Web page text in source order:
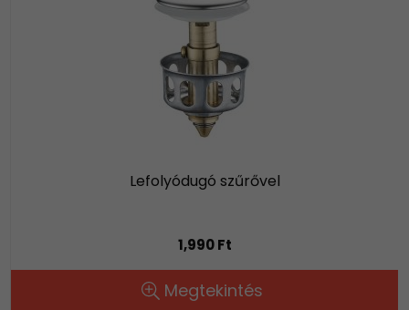
Lefolyódugó szűrővel
1,990 Ft
Megtekintés